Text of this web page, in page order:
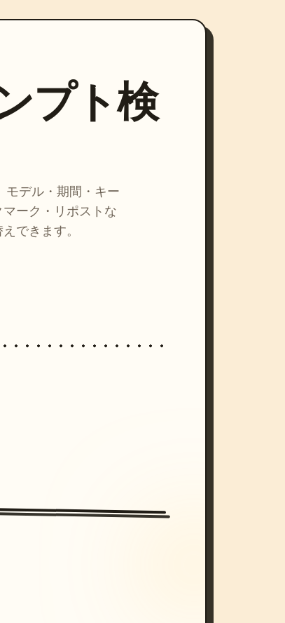
プト検
モデル・期間・キー
ーク・リポストな
できます。